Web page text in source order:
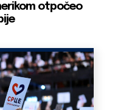
otpočeo